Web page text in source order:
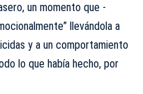
un momento que -
llevándola a
y a un comportamiento
lo que había hecho, por